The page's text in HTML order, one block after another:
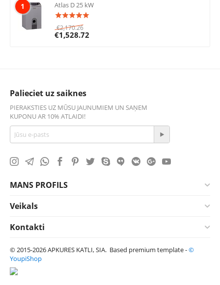
1 Atlas D 25 kW
€2,170.26
€1,528.72
Palieciet uz saiknes
PIERAKSTIES UZ MŪSU JAUNUMIEM UN SAŅEM
KUPONU AR 10% ATLAIDI!
MANS PROFILS
Veikals
Kontakti
© 2015-2026 APKURES KATLI, SIA. Based premium template -©
YoupiShop